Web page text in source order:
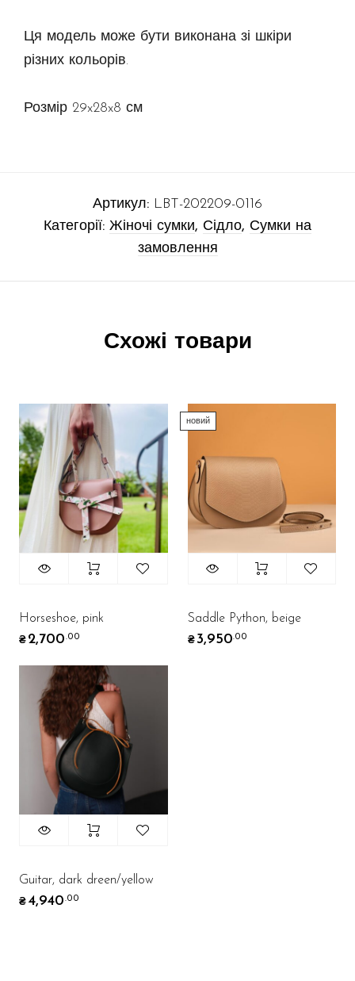
Ця модель може бути виконана зі шкіри
різних кольорів.
Розмір 29x28x8 см
Артикул: LBT-202209-0116
Категорії: Жіночі сумки, Сідло, Сумки на
замовлення
Схожі товари
Horseshoe, pink
₴ 2,700.00
новий
Saddle Python, beige
₴ 3,950.00
Guitar, dark dreen/yellow
₴ 4,940.00